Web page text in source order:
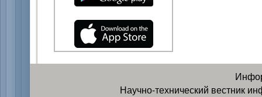
Научно-технический вестник